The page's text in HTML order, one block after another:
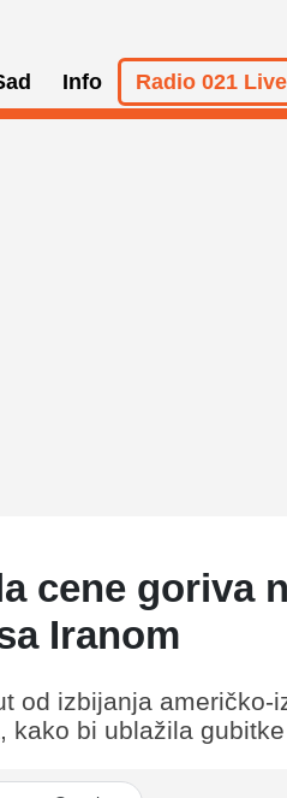
Info Radio 021 Live
cene goriva
Iranom
od izbijanja
kako bi ublažila